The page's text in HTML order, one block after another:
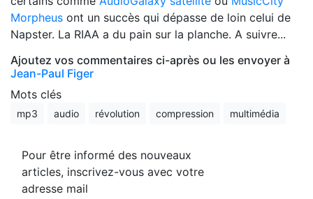
Morpheus ont un succès qui dépasse de loin celui de
Napster. La RIAA a du pain sur la planche. A suivre...
Ajoutez vos commentaires ci-après ou les envoyer à
Jean-Paul Figer
Mots clés
mp3 audio révolution compression multimédia
Pour être informé des nouveaux
articles, inscrivez-vous avec votre
adresse mail